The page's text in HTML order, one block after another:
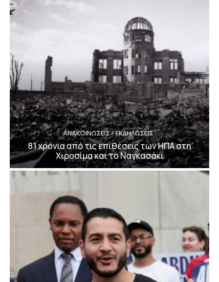
ΑΝΑΚΟΙΝΩΣΕΙΣ - ΕΚΔΗΛΩΣΕΙΣ
81 χρόνια από τις επιθέσεις των ΗΠΑ στη
Χιροσίμα και το Ναγκασάκι